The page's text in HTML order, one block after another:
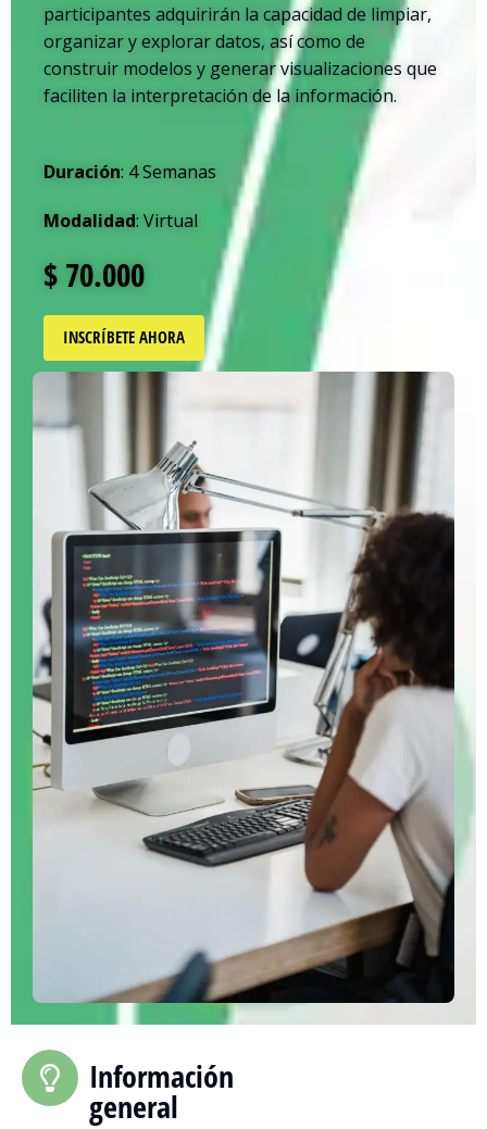
participantes adquirirán la capacidad de limpiar,
organizar y explorar datos, así como de
construir modelos y generar visualizaciones que
faciliten la interpretación de la información.
Duración: 4 Semanas
Modalidad: Virtual
$ 70.000
INSCRÍBETE AHORA
Información
general